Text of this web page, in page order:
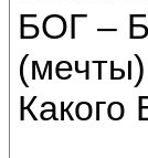
БОГ –
Какого